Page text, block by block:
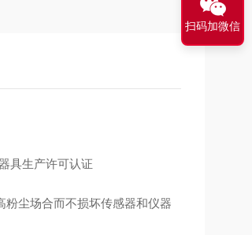
具生产许可认证
尘场合而不损坏传感器和仪器
扫码加微信